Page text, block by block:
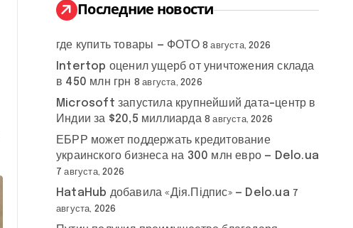
:
Последние новости
где купить товары — ФОТО 8 августа, 2026
Intertop оценил ущерб от уничтожения склада
в 450 млн грн 8 августа, 2026
Microsoft запустила крупнейший дата-центр в
Индии за $20,5 миллиарда 8 августа, 2026
ЕБРР может поддержать кредитование
украинского бизнеса на 300 млн евро — Delo.ua
7 августа, 2026
HataHub добавила «Дія.Підпис» — Delo.ua 7
августа, 2026